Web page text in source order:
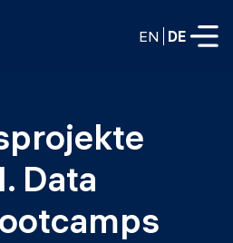
EN DE
KI
Data